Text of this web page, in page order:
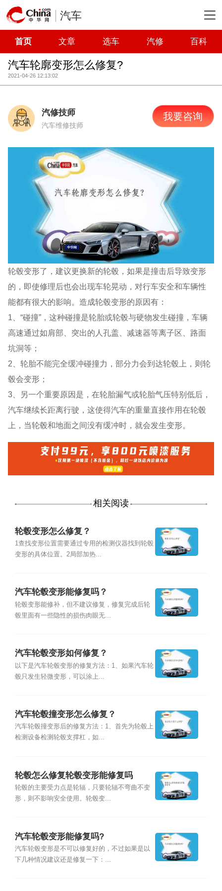
汽车
首页 文章 选车 汽修 百科
汽车轮廓变形怎么修复?
2021-04-26 12:13:02
汽修技师
汽车维修技师
我要咨询
轮毂变形了，建议更换新的轮毂，如果是撞击后导致变形
的，即使修理后也会出现车轮晃动，对行车安全和车辆性
能都有很大的影响。造成轮毂变形的原因有：
1、“碰撞”，这种碰撞是轮胎或轮毂与硬物发生碰撞，车辆
高速通过如肩部、突出的人孔盖、减速器等离子区、路面
坑洞等；
2、轮胎不能完全缓冲碰撞力，部分力会到达轮毂上，则轮
毂会变形；
3、另一个重要原因是，在轮胎漏气或轮胎气压特别低后，
汽车继续长距离行驶，这使得汽车的重量直接作用在轮毂
上，当轮毂和地面之间没有缓冲时，就会发生变形。
相关阅读
轮毂变形怎么修复？
1查找变形位置需要通过专用的检测仪器找到轮毂
变形的具体位置。2局部加热...
汽车轮毂变形能修复吗？
轮毂变形能修补，但不建议修复，修复完成后轮
毂里面有一些隐性的损伤肉眼无...
汽车轮毂变形如何修复？
以下是汽车轮毂变形的修复方法：1、如果汽车轮
毂只发生轻微变形，可以涂上...
汽车轮毂撞变形怎么修复？
汽车轮毂撞变形后的修复方法：1、首先为轮毂上
检测设备检测轮毂支撑杠，如...
轮毂怎么修复轮毂变形能修复吗
轮毂的主要受力点是轮辐，只要轮辐不弯曲不变
形，则不影响安全使用。轮毂变...
汽车轮毂变形能修复吗?
汽车轮毂变形是不可以修复好的，不过如果是以
下几种情况建议还是修复一下：...